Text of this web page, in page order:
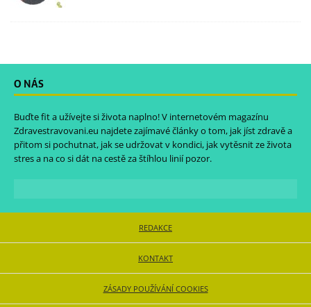
O NÁS
Buďte fit a užívejte si života naplno! V internetovém magazínu
Zdravestravovani.eu najdete zajímavé články o tom, jak jíst zdravě a
přitom si pochutnat, jak se udržovat v kondici, jak vytěsnit ze života
stres a na co si dát na cestě za štíhlou linií pozor.
REDAKCE
KONTAKT
ZÁSADY POUŽÍVÁNÍ COOKIES